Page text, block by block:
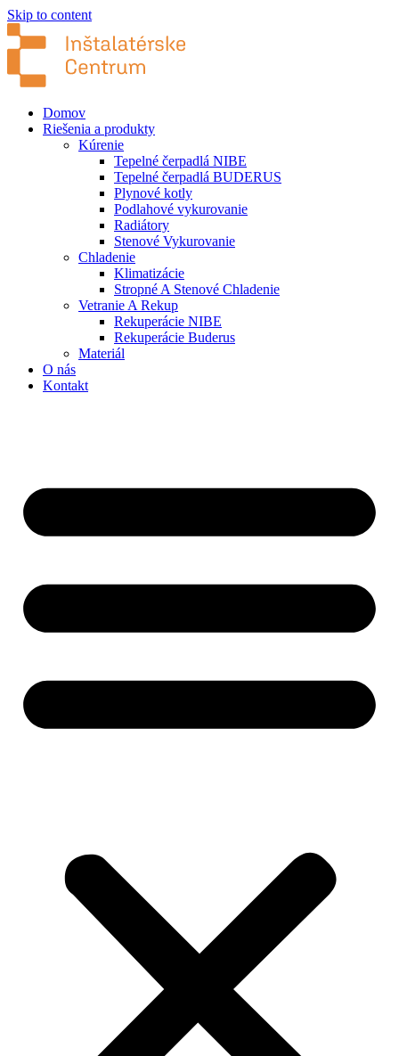
Skip to content
Domov
Riešenia a produkty
Kúrenie
Tepelné čerpadlá NIBE
Tepelné čerpadlá BUDERUS
Plynové kotly
Podlahové vykurovanie
Radiátory
Stenové Vykurovanie
Chladenie
Klimatizácie
Stropné A Stenové Chladenie
Vetranie A Rekup
Rekuperácie NIBE
Rekuperácie Buderus
Materiál
O nás
Kontakt